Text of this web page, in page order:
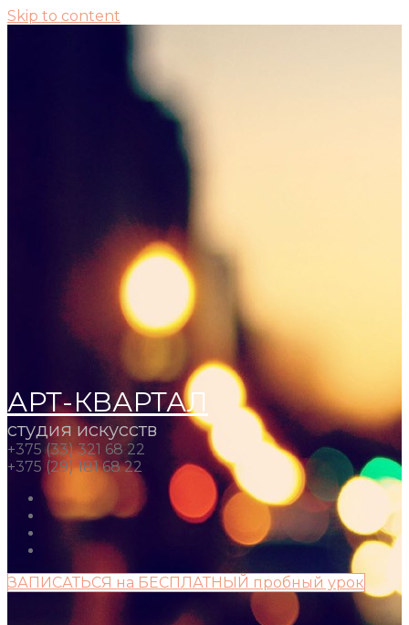
Skip to content
АРТ-КВАРТАЛ
студия искусств
+375 (33) 321 68 22
+375 (29) 181 68 22
ЗАПИСАТЬСЯ на БЕСПЛАТНЫЙ пробный урок